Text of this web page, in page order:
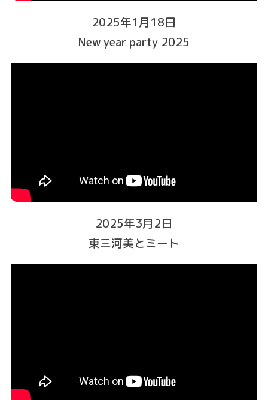
2025年1月18日
New year party 2025
2025年3月2日
東三河美とミート